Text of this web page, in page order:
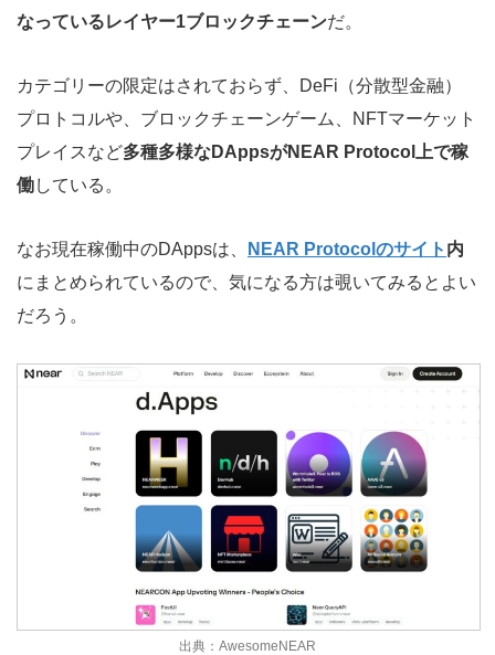
なっているレイヤー1ブロックチェーンだ。
カテゴリーの限定はされておらず、DeFi（分散型金融）
プロトコルや、ブロックチェーンゲーム、NFTマーケット
プレイスなど多種多様なDAppsがNEAR Protocol上で稼
働している。
なお現在稼働中のDAppsは、 NEAR Protocolのサイト 内
にまとめられているので、気になる方は覗いてみるとよい
だろう。
出典：AwesomeNEAR